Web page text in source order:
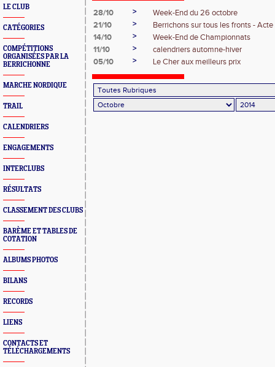
LE CLUB
CATÉGORIES
COMPÉTITIONS
ORGANISÉES PAR LA
BERRICHONNE
MARCHE NORDIQUE
TRAIL
CALENDRIERS
ENGAGEMENTS
INTERCLUBS
RÉSULTATS
CLASSEMENT DES CLUBS
BARÈME ET TABLES DE
COTATION
ALBUMS PHOTOS
BILANS
RECORDS
LIENS
CONTACTS ET
TÉLÉCHARGEMENTS
28/10 >
Week-End du 26 octobre
21/10
>
Berrichons sur tous les fronts - Acte
14/10
>
Week-End de Championnats
11/10
>
calendriers automne-hiver
05/10
> Le Cher aux meilleurs prix